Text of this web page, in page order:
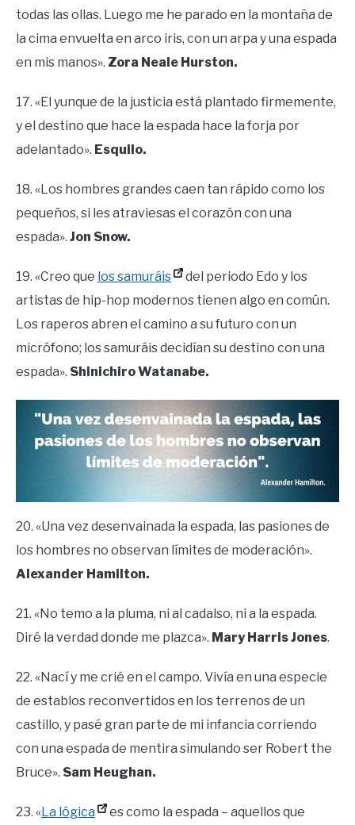
todas las ollas. Luego me he parado en la montaña de
la cima envuelta en arco iris, con un arpa y una espada
en mis manos». Zora Neale Hurston.
17. «El yunque de la justicia está plantado firmemente,
y el destino que hace la espada hace la forja por
adelantado». Esquilo.
18. «Los hombres grandes caen tan rápido como los
pequeños, si les atraviesas el corazón con una
espada». Jon Snow.
19. «Creo que los samuráis
del periodo Edo y los
artistas de hip-hop modernos tienen algo en común.
Los raperos abren el camino a su futuro con un
micrófono; los samuráis decidían su destino con una
espada». Shinichiro Watanabe.
20. «Una vez desenvainada la espada, las pasiones de
los hombres no observan límites de moderación».
Alexander Hamilton.
21. «No temo a la pluma, ni al cadalso, ni a la espada.
Diré la verdad donde me plazca». Mary Harris Jones.
22. «Nací y me crié en el campo. Vivía en una especie
de establos reconvertidos en los terrenos de un
castillo, y pasé gran parte de mi infancia corriendo
con una espada de mentira simulando ser Robert the
Bruce». Sam Heughan.
23. «La lógica
es como la espada – aquellos que